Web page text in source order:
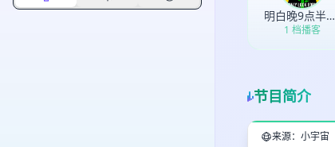
明白晚9点半睡觉
1 档播客
节目简介
来源：小宇宙